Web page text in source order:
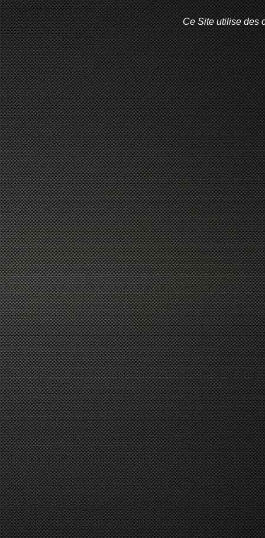
Ce Site utilise des